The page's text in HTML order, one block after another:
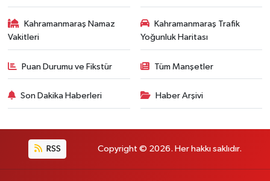
Kahramanmaraş Namaz
Vakitleri
Kahramanmaraş Trafik
Yoğunluk Haritası
Puan Durumu ve Fikstür Tüm Manşetler
Son Dakika Haberleri Haber Arşivi
RSS Copyright © 2026. Her hakkı saklıdır.